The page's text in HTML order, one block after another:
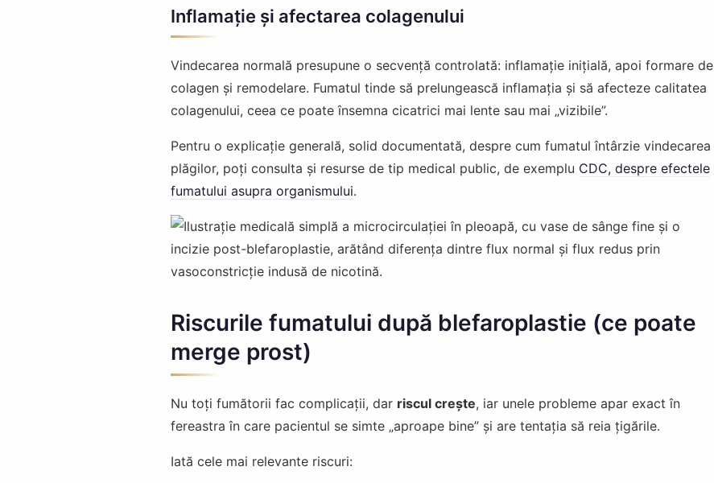
Inflamație și afectarea colagenului
Vindecarea normală presupune o secvență controlată: inflamație inițială, apoi formare de
colagen și remodelare. Fumatul tinde să prelungească inflamația și să afecteze calitatea
colagenului, ceea ce poate însemna cicatrici mai lente sau mai „vizibile”.
Pentru o explicație generală, solid documentată, despre cum fumatul întârzie vindecarea
plăgilor, poți consulta și resurse de tip medical public, de exemplu CDC, despre efectele
fumatului asupra organismului.
Riscurile fumatului după blefaroplastie (ce poate
merge prost)
Nu toți fumătorii fac complicații, dar riscul crește, iar unele probleme apar exact în
fereastra în care pacientul se simte „aproape bine” și are tentația să reia țigările.
Iată cele mai relevante riscuri: